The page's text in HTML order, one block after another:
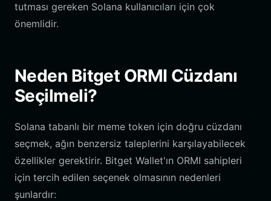
tutması gereken Solana kullanıcıları için çok
önemlidir.
Neden Bitget ORMI Cüzdanı
Seçilmeli?
Solana tabanlı bir meme token için doğru cüzdanı
seçmek, ağın benzersiz taleplerini karşılayabilecek
özellikler gerektirir. Bitget Wallet'ın ORMI sahipleri
için tercih edilen seçenek olmasının nedenleri
şunlardır: